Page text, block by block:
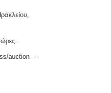
ώρες.
auction -